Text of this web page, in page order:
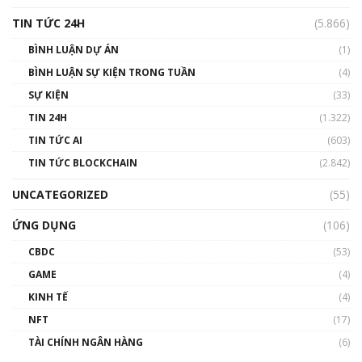
TIN TỨC 24H
(5.866)
BÌNH LUẬN DỰ ÁN
(1)
BÌNH LUẬN SỰ KIỆN TRONG TUẦN
(4)
SỰ KIỆN
(33)
TIN 24H
(1.322)
TIN TỨC AI
(603)
TIN TỨC BLOCKCHAIN
(2.842)
UNCATEGORIZED
(55)
ỨNG DỤNG
(106)
CBDC
(53)
GAME
(4)
KINH TẾ
(4)
NFT
(17)
TÀI CHÍNH NGÂN HÀNG
(6)